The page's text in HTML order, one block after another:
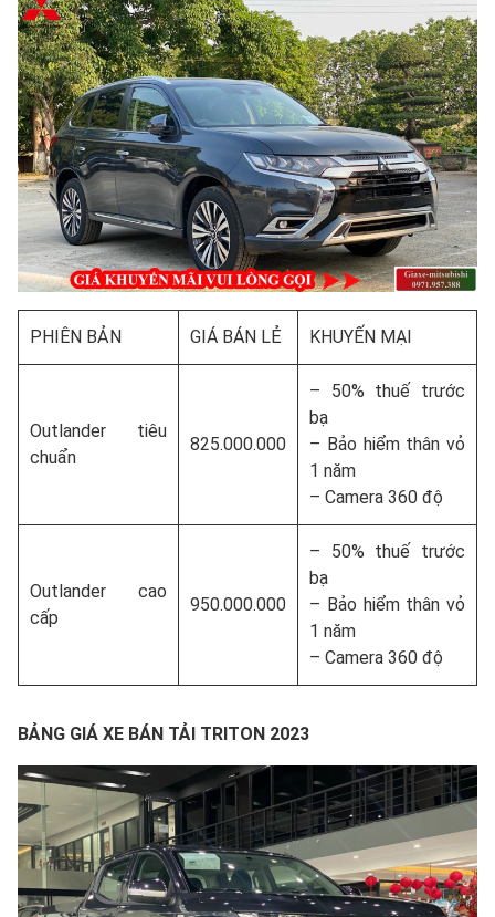
PHIÊN BẢN GIÁ BÁN LẺ KHUYẾN MẠI
Outlander tiêu
chuẩn
825.000.000
– 50% thuế trước
bạ
– Bảo hiểm thân vỏ
1 năm
– Camera 360 độ
Outlander cao
cấp
950.000.000
– 50% thuế trước
bạ
– Bảo hiểm thân vỏ
1 năm
– Camera 360 độ
BẢNG GIÁ XE BÁN TẢI TRITON 2023